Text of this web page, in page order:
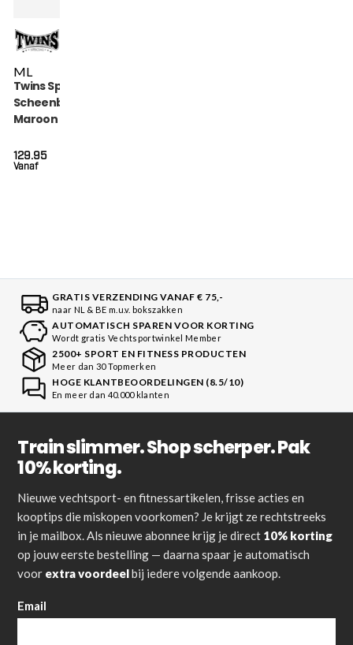
ML
Twins Special
Scheenbeschermers
Maroon (SGL 7
Vanaf
129.95
GRATIS VERZENDING VANAF € 75,-
naar NL & BE m.u.v. bokszakken
AUTOMATISCH SPAREN VOOR KORTING
Wordt gratis Vechtsportwinkel Member
2500+ SPORT EN FITNESS PRODUCTEN
Meer dan 30 Topmerken
HOGE KLANTBEOORDELINGEN (8.5/10)
En meer dan 40.000 klanten
Train slimmer. Shop scherper. Pak
10% korting.
Nieuwe vechtsport- en fitnessartikelen, frisse acties en
kooptips die miskopen voorkomen? Je krijgt ze rechtstreeks
in je mailbox. Als nieuwe abonnee krijg je direct 10% korting
op jouw eerste bestelling — daarna spaar je automatisch
voor extra voordeelbij iedere volgende aankoop.
Email